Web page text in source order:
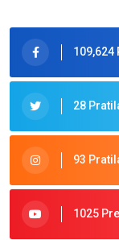
109,624
28
93
1025